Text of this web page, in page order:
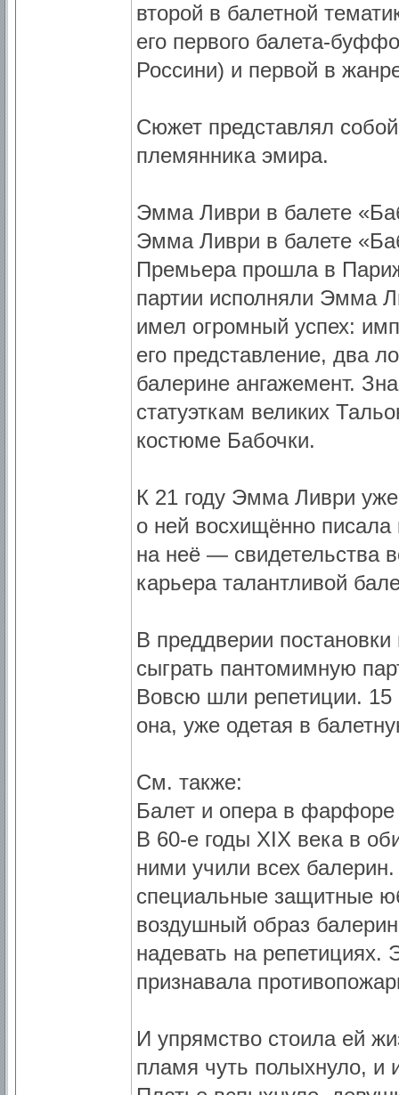
второй в балетной
его первого балета-
Россини) и первой в
Сюжет представлял
племянника эмира.
Эмма Ливри в балете
Эмма Ливри в балете
Премьера прошла в
партии исполняли Эмма
имел огромный успех:
его представление, два
балерине ангажемент.
статуэткам великих
костюме Бабочки.
К 21 году Эмма Ливри
о ней восхищённо писала
на неё — свидетельства
карьера талантливой
В преддверии
сыграть пантомимную
Вовсю шли репетиции. 15
она, уже одетая в
См. также:
Балет и опера в фарфоре
В 60-е годы ХІХ века в
ними учили всех
специальные защитные
воздушный образ
надевать на репетициях.
признавала
И упрямство стоила ей
пламя чуть полыхнуло, и